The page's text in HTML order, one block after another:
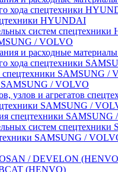
хода спецтехники
HYUNDAI
систем
/ VOLVO
и расходные
хода спецтехники
спецтехники SAMSUNG /
SAMSUNG / VOLVO
узлов и агрегатов
SAMSUNG /
спецтехники
систем
SAMSUNG /
/ DEVELON
(HENVO)